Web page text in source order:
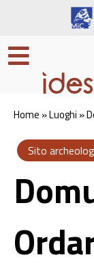
Home »Luoghi »
Sito